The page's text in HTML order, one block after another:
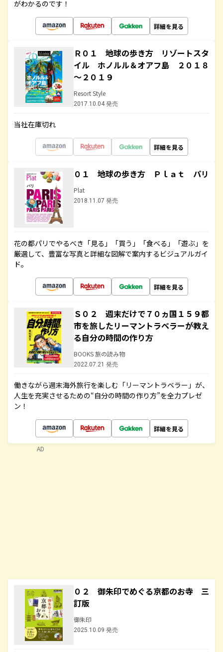
がわかるのです！
詳細を見る
Ｒ０１ 地球の歩き方 リゾートスタ
イル ホノルル＆オアフ島 ２０１８
～２０１９
Resort Style
2017.10.04 発売
当社在庫切れ
詳細を見る
０１ 地球の歩き方 Ｐｌａｔ パリ
Plat
2018.11.07 発売
花の都パリでやるべき「見る」「買う」「食べる」「遊ぶ」を
厳選して、豊富な写真と詳細な図解で案内するビジュアルガイ
ド。
詳細を見る
Ｓ０２ 週末だけで７０ヵ国１５９都
市を旅したリーマントラベラーが教え
る自分の時間の作り方
BOOKS 旅の読み物
2022.07.21 発売
働きながら週末海外旅行を楽しむ「リーマントラベラー」が、
人生を充実させるための“自分の時間の作り方”を全力プレゼ
ン！
詳細を見る
０２ 御朱印でめぐる京都のお寺 三
訂版
御朱印
2025.10.09 発売
AD